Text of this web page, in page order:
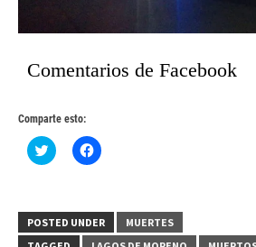
Comentarios de Facebook
Comparte esto:
Haz
clic
(Se
abre
en
Haz
clic
(Se
abre
en
POSTED UNDER
MUERTES